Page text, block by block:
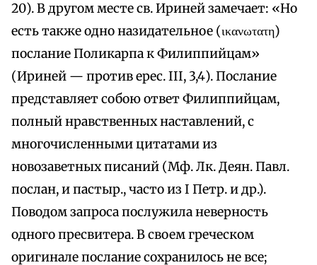
20). В другом месте св. Ириней замечает: «Но
есть также одно назидательное (ικανωτατη)
послание Поликарпа к Филиппийцам»
(Ириней — против ерес. III, 3,4). Послание
представляет собою ответ Филиппийцам,
полный нравственных наставлений, с
многочисленными цитатами из
новозаветных писаний (Мф. Лк. Деян. Павл.
послан, и пастыр., часто из I Петр. и др.).
Поводом запроса послужила неверность
одного пресвитера. В своем греческом
оригинале послание сохранилось не все;